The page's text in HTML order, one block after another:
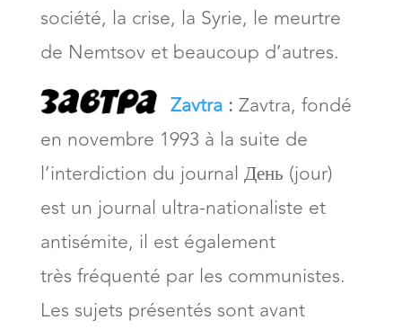
société, la crise, la Syrie, le meurtre
de Nemtsov et beaucoup d’autres.
Zavtra: Zavtra, fondé
en novembre 1993 à la suite de
l’interdiction du journal День (jour)
est un journal ultra-nationaliste et
antisémite, il est également
très fréquenté par les communistes.
Les sujets présentés sont avant